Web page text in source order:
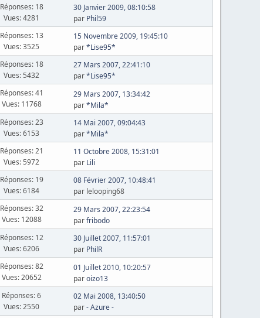
Réponses: 18
Vues: 4281
30 Janvier 2009, 08:10:58
par Phil59
Réponses: 13
Vues: 3525
15 Novembre 2009, 19:45:10
par*Lise95*
Réponses: 18
Vues: 5432
27 Mars 2007, 22:41:10
par*Lise95*
Réponses: 41
Vues: 11768
29 Mars 2007, 13:34:42
par*Mila*
Réponses: 23
Vues: 6153
14 Mai 2007, 09:04:43
par*Mila*
Réponses: 21
Vues: 5972
11 Octobre 2008, 15:31:01
par Lili
Réponses: 19
Vues: 6184
08 Février 2007, 10:48:41
par lelooping68
Réponses: 32
Vues: 12088
29 Mars 2007, 22:23:54
parfribodo
Réponses: 12
Vues: 6206
30 Juillet 2007, 11:57:01
par PhilR
Réponses: 82
Vues: 20652
01 Juillet 2010, 10:20:57
paroizo13
Réponses: 6
Vues: 2550
02 Mai 2008, 13:40:50
par- Azure -